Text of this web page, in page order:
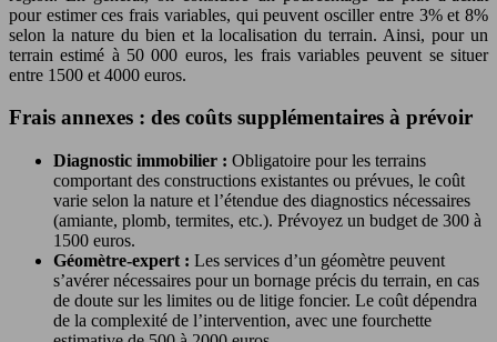
pour estimer ces frais variables, qui peuvent osciller entre 3% et 8%
selon la nature du bien et la localisation du terrain. Ainsi, pour un
terrain estimé à 50 000 euros, les frais variables peuvent se situer
entre 1500 et 4000 euros.
Frais annexes : des coûts supplémentaires à prévoir
Diagnostic immobilier : Obligatoire pour les terrains
comportant des constructions existantes ou prévues, le coût
varie selon la nature et l’étendue des diagnostics nécessaires
(amiante, plomb, termites, etc.). Prévoyez un budget de 300 à
1500 euros.
Géomètre-expert : Les services d’un géomètre peuvent
s’avérer nécessaires pour un bornage précis du terrain, en cas
de doute sur les limites ou de litige foncier. Le coût dépendra
de la complexité de l’intervention, avec une fourchette